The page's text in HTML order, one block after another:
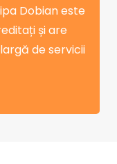
Dobian este
și are
de servicii